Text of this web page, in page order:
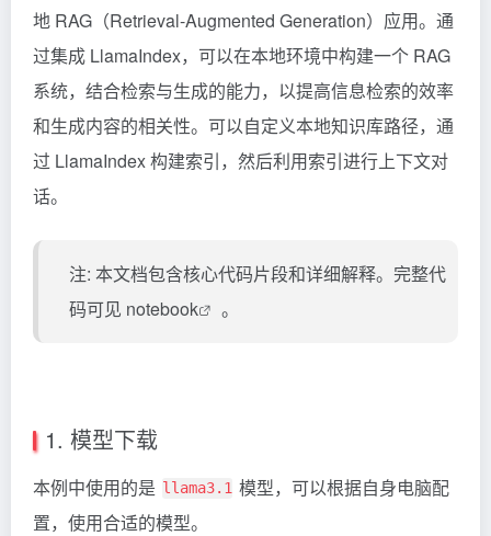
地 RAG（Retrieval-Augmented Generation）应用。通
过集成 LlamaIndex，可以在本地环境中构建一个 RAG
系统，结合检索与生成的能力，以提高信息检索的效率
和生成内容的相关性。可以自定义本地知识库路径，通
过 LlamaIndex 构建索引，然后利用索引进行上下文对
话。
注: 本文档包含核心代码片段和详细解释。完整代
码可见 notebook 。
1. 模型下载
本例中使用的是 llama3.1 模型，可以根据自身电脑配
置，使用合适的模型。